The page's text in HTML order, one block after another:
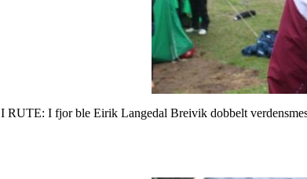
I RUTE: I fjor ble Eirik Langedal Breivik dobbelt